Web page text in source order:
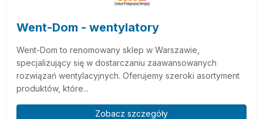
Went-Dom - wentylatory
Went-Dom to renomowany sklep w Warszawie,
specjalizujący się w dostarczaniu zaawansowanych
rozwiązań wentylacyjnych. Oferujemy szeroki asortyment
produktów, które...
Zobacz szczegóły